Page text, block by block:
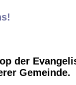
der
Gemeinde.